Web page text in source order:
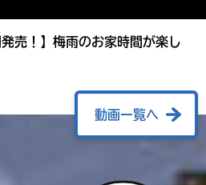
売！】梅雨のお家時間が楽し
動画一覧へ